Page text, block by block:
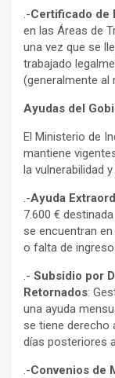
.-Certificado de
en las Áreas de
una vez que se
trabajado
(generalmente
Ayudas del
El Ministerio de
mantiene
la vulnerabilidad
.-Ayuda
7.600 €
se encuentran
o falta de
.- Subsidio por
Retornados:
una ayuda
se tiene derecho
días posteriores
.-Convenios de